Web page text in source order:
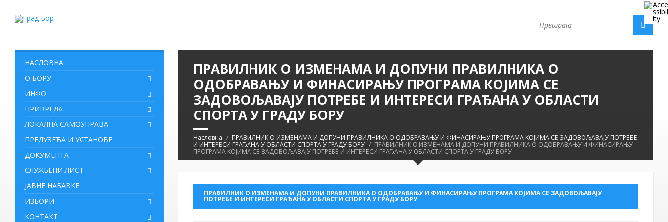
ПРАВИЛНИК О ИЗМЕНАМА И ДОПУНИ ПРАВИЛНИКА О
ОДОБРАВАЊУ И ФИНАСИРАЊУ ПРОГРАМА КОЈИМА СЕ
ЗАДОВОЉАВАЈУ ПОТРЕБЕ И ИНТЕРЕСИ ГРАЂАНА У ОБЛАСТИ
СПОРТА У ГРАДУ БОРУ
Насловна
ПРАВИЛНИК О ИЗМЕНАМА И ДОПУНИ ПРАВИЛНИКА О ОДОБРАВАЊУ И ФИНАСИРАЊУ ПРОГРАМА КОЈИМА СЕ ЗАДОВОЉАВАЈУ ПОТРЕБЕ
И ИНТЕРЕСИ ГРАЂАНА У ОБЛАСТИ СПОРТА У ГРАДУ БОРУ
ПРАВИЛНИК О ИЗМЕНАМА И ДОПУНИ ПРАВИЛНИКА О ОДОБРАВАЊУ И ФИНАСИРАЊУ
ПРОГРАМА КОЈИМА СЕ ЗАДОВОЉАВАЈУ ПОТРЕБЕ И ИНТЕРЕСИ ГРАЂАНА У ОБЛАСТИ СПОРТА У ГРАДУ БОРУ
ПРАВИЛНИК О ИЗМЕНАМА И ДОПУНИ ПРАВИЛНИКА О ОДОБРАВАЊУ И ФИНАСИРАЊУ ПРОГРАМА КОЈИМА СЕ ЗАДОВОЉАВАЈУ
ПОТРЕБЕ И ИНТЕРЕСИ ГРАЂАНА У ОБЛАСТИ СПОРТА У ГРАДУ БОРУ
НАСЛОВНА
О БОРУ
ИНФО
ПРИВРЕДА
ЛОКАЛНА САМОУПРАВА
ПРЕДУЗЕЋА И УСТАНОВЕ
ДОКУМЕНТА
СЛУЖБЕНИ ЛИСТ
ЈАВНЕ НАБАВКЕ
ИЗБОРИ
КОНТАКТ